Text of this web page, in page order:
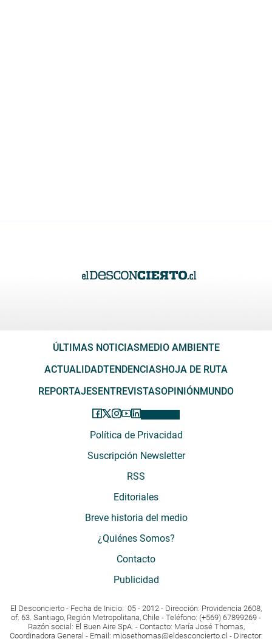
ÚLTIMAS NOTICIASMEDIO AMBIENTE
ACTUALIDADTENDENCIASHOJA DE RUTA
REPORTAJESENTREVISTASOPINIÓNMUNDO
Política de Privacidad
Suscripción Newsletter
RSS
Editoriales
Breve historia del medio
¿Quiénes Somos?
Contacto
Publicidad
El Desconcierto - Fecha de Inicio: 05 - 2012 - Dirección: Providencia 2608,
of. 63. Santiago, Región Metropolitana, Chile - Teléfono: (+569) 67899269 -
Razón social: El Buen Aire SpA. - Contacto: María José Thomas,
Coordinadora General - Email: mjosethomas@eldesconcierto.cl - Director: